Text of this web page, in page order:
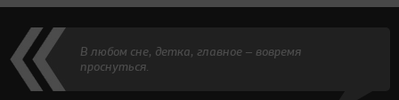
В любом сне, детка, главное — вовремя
проснуться.